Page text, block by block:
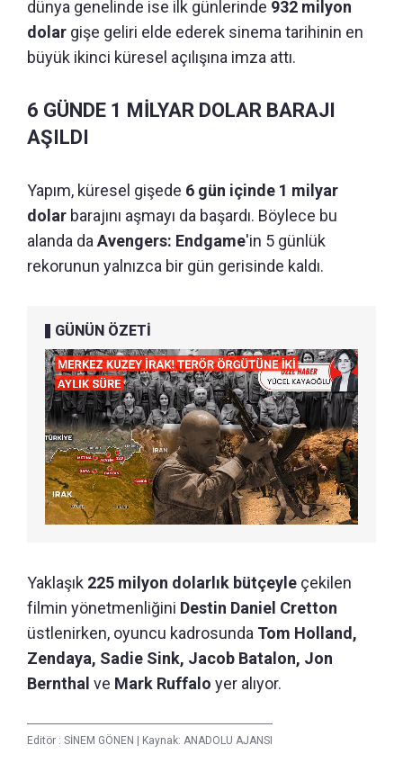
dünya genelinde ise ilk günlerinde 932 milyon
dolar gişe geliri elde ederek sinema tarihinin en
büyük ikinci küresel açılışına imza attı.
6 GÜNDE 1 MİLYAR DOLAR BARAJI
AŞILDI
Yapım, küresel gişede 6 gün içinde 1 milyar
dolar barajını aşmayı da başardı. Böylece bu
alanda da Avengers: Endgame'in 5 günlük
rekorunun yalnızca bir gün gerisinde kaldı.
GÜNÜN ÖZETİ
Yaklaşık 225 milyon dolarlık bütçeyle çekilen
filmin yönetmenliğini Destin Daniel Cretton
üstlenirken, oyuncu kadrosunda Tom Holland,
Zendaya, Sadie Sink, Jacob Batalon, Jon
Bernthal ve Mark Ruffalo yer alıyor.
Editör : SİNEM GÖNEN Kaynak: ANADOLU AJANSI